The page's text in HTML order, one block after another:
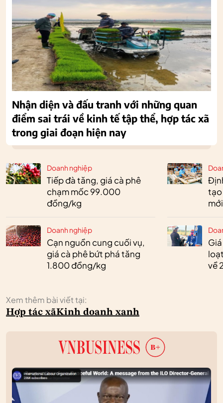
Doanh nghiệp
Tiếp đà tăng, giá cà phê
chạm mốc 99.000
đồng/kg
Doanh nghiệp
Cạn nguồn cung cuối vụ,
giá cà phê bứt phá tăng
1.800 đồng/kg
tạo
về
Xem thêm bài viết tại:
Hợp tác xãKinh doanh xanh
Nhận diện và đấu tranh với những quan
điểm sai trái về kinh tế tập thể, hợp tác xã
trong giai đoạn hiện nay